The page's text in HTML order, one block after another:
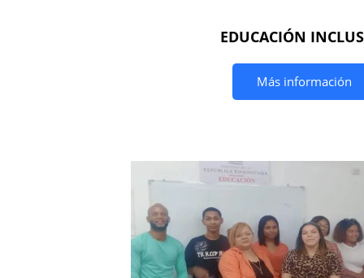
EDUCACIÓN
Más información